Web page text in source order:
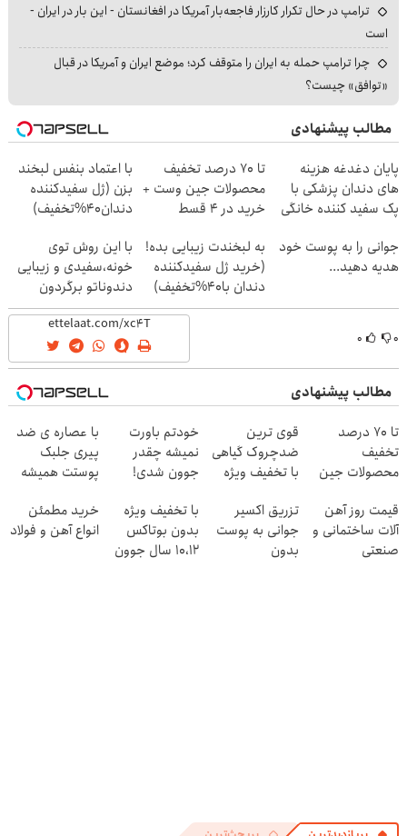
ترامپ در حال تکرار کارزار فاجعه‌بار آمریکا در افغانستان - این بار در ایران -
است
چرا ترامپ حمله به ایران را متوقف کرد؛ موضع ایران و آمریکا در قبال
«توافق» چیست؟
مطالب پیشنهادی
پایان دغدغه هزینه
های دندان پزشکی با
پک سفید کننده خانگی
تا 70 درصد تخفیف
محصولات جین وست +
خرید در 4 قسط
با اعتماد بنفس لبخند
بزن (ژل سفیدکننده
دندان40%تخفیف)
جوانی را به پوست خود
هدیه دهید...
به لبخندت زیبایی بده!
(خرید ژل سفیدکننده
دندان با40%تخفیف)
با این روش توی
خونه،سفیدی و زیبایی
دندوناتو برگردون
(40%off)
۰ ۰
مطالب پیشنهادی
تا 70 درصد
تخفیف
محصولات جین
4 قسط
قوی ترین
ضدچروک گیاهی
با تخفیف ویژه
خودتم باورت
نمیشه چقدر
جوون شدی!
اسپیرولینا با
تخفیف ویژه
با عصاره ی ضد
پیری جلبک
پوستت همیشه
قیمت روز آهن
آلات ساختمانی و
صنعتی
تزریق اکسیر
جوانی به پوست
بدون
با تخفیف ویژه
بدون بوتاکس
۱۰،۱۲ سال جوون
خرید مطمئن
انواع آهن و فولاد